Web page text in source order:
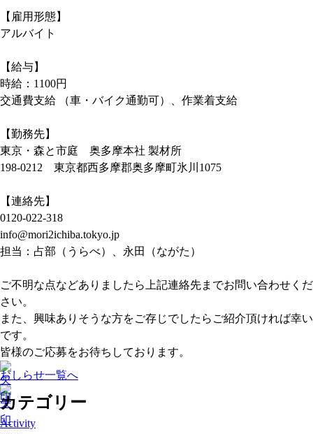
【雇用形態】
アルバイト
【給与】
時給：1100円
交通費支給 （車・バイク通勤可）、作業着支給
【勤務先】
東京・森と市庭 奥多摩本社 製材所
198-0212 東京都西多摩郡奥多摩町氷川1075
【連絡先】
0120-022-318
info@mori2ichiba.tokyo.jp
担当：占部（うらべ）、永田（ながた）
ご不明な点などありましたら上記連絡先までお問い合わせくだ
さい。
また、興味ありそうな方をご存じでしたらご紹介頂ければ幸い
です。
皆様のご応募をお待ちしております。
おしらせ一覧へ
カテゴリー
Activity